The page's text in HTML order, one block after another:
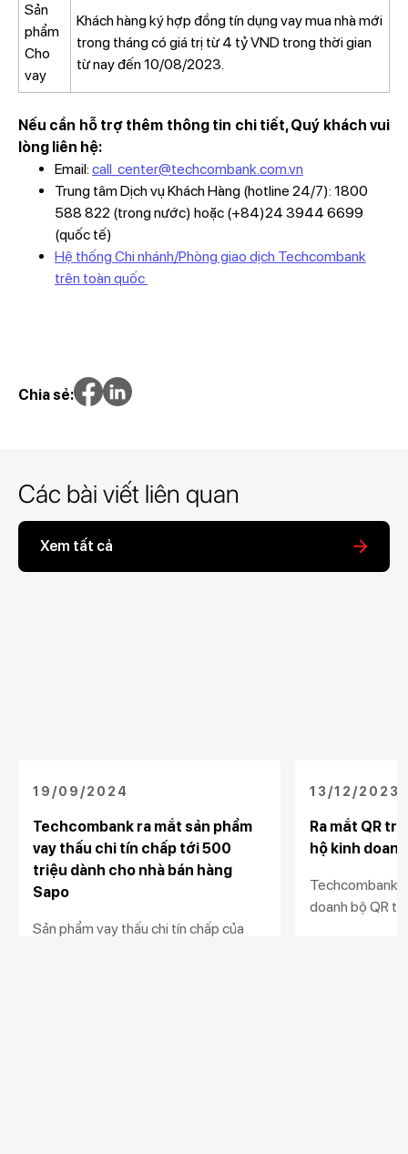
Sản
phẩm
Cho
vay
Khách hàng ký hợp đồng tín dụng vay mua nhà mới
trong tháng có giá trị từ 4 tỷ VND trong thời gian
từ nay đến 10/08/2023.
Nếu cần hỗ trợ thêm thông tin chi tiết, Quý khách vui
lòng liên hệ:
Email: call_center@techcombank.com.vn
Trung tâm Dịch vụ Khách Hàng (hotline 24/7): 1800
588 822 (trong nước) hoặc (+84)24 3944 6699
(quốc tế)
Hệ thống Chi nhánh/Phòng giao dịch Techcombank
trên toàn quốc
Chia sẻ:
Các bài viết liên quan
Xem tất cả
19/09/2024
Techcombank ra mắt sản phẩm
vay thấu chi tín chấp tới 500
triệu dành cho nhà bán hàng
Sapo
Sản phẩm vay thấu chi tín chấp của
13/12/2023
Ra mắt QR
hộ kinh doanh
Techcombank
doanh bộ QR